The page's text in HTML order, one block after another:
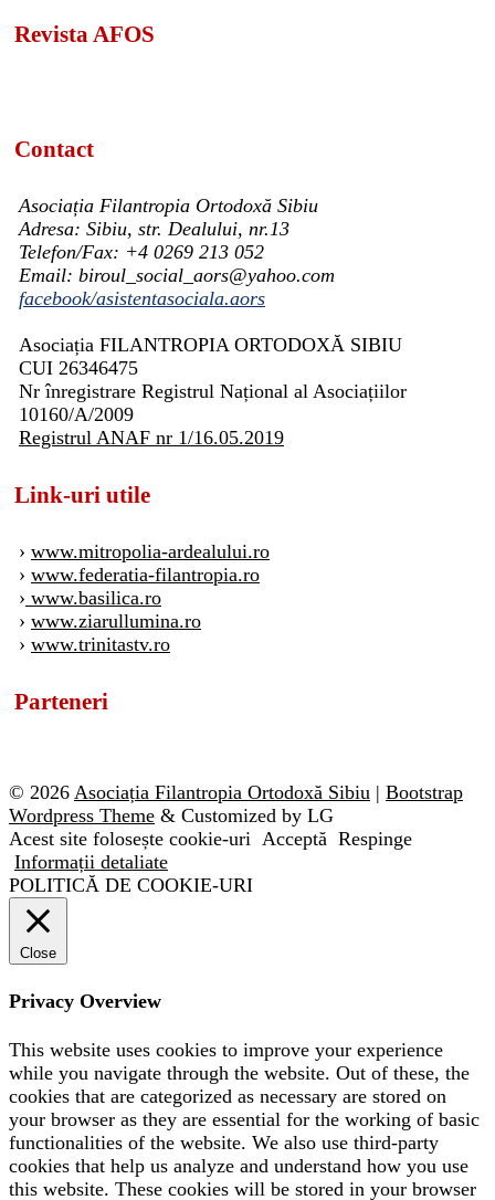
Revista AFOS
Contact
Asociația Filantropia Ortodoxă Sibiu
Adresa: Sibiu, str. Dealului, nr.13
Telefon/Fax: +4 0269 213 052
Email: biroul_social_aors@yahoo.com
facebook/asistentasociala.aors
Asociația FILANTROPIA ORTODOXĂ SIBIU
CUI 26346475
Nr înregistrare Registrul Național al Asociațiilor
10160/A/2009
Registrul ANAF nr 1/16.05.2019
Link-uri utile
› www.mitropolia-ardealului.ro
› www.federatia-filantropia.ro
› www.basilica.ro
› www.ziarullumina.ro
› www.trinitastv.ro
Parteneri
© 2026 Asociația Filantropia Ortodoxă Sibiu | Bootstrap
Wordpress Theme & Customized by LG
Acest site folosește cookie-uri Acceptă Respinge
Informații detaliate
POLITICĂ DE COOKIE-URI
Close
Privacy Overview
This website uses cookies to improve your experience
while you navigate through the website. Out of these, the
cookies that are categorized as necessary are stored on
your browser as they are essential for the working of basic
functionalities of the website. We also use third-party
cookies that help us analyze and understand how you use
this website. These cookies will be stored in your browser